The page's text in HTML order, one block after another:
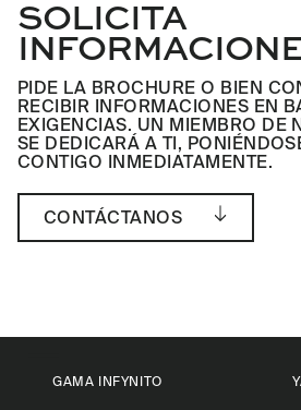
SOLICITA
PIDE LA BROCHURE O BIEN
RECIBIR INFORMACIONES EN
EXIGENCIAS. UN MIEMBRO DE
SE DEDICARÁ A TI,
CONTIGO INMEDIATAMENTE.
CONTÁCTANOS
GAMA INFYNITO